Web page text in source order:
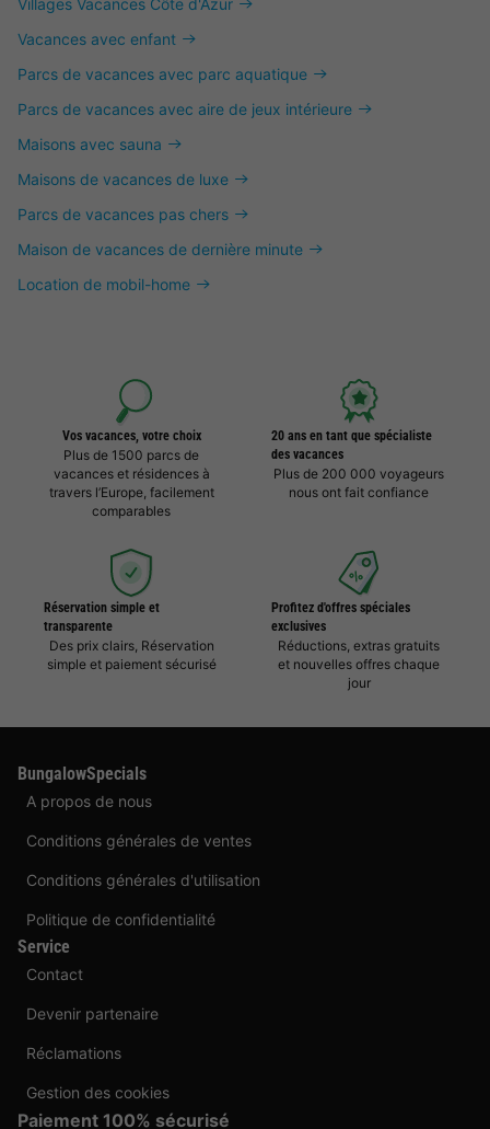
Villages Vacances Côte d'Azur
Vacances avec enfant
Parcs de vacances avec parc aquatique
Parcs de vacances avec aire de jeux intérieure
Maisons avec sauna
Maisons de vacances de luxe
Parcs de vacances pas chers
Maison de vacances de dernière minute
Location de mobil-home
Vos vacances, votre choix
Plus de 1500 parcs de
vacances et résidences à
travers l’Europe, facilement
comparables
20 ans en tant que spécialiste
des vacances
Plus de 200 000 voyageurs
nous ont fait confiance
Réservation simple et
transparente
Des prix clairs, Réservation
simple et paiement sécurisé
Profitez d'offres spéciales
exclusives
Réductions, extras gratuits
et nouvelles offres chaque
jour
BungalowSpecials
A propos de nous
Conditions générales de ventes
Conditions générales d'utilisation
Politique de confidentialité
Service
Contact
Devenir partenaire
Réclamations
Gestion des cookies
Paiement 100% sécurisé